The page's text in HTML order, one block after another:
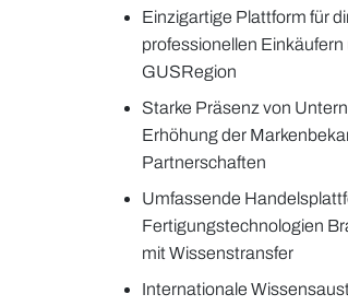
Einzigartige Plattform für
professionellen
GUSRegion
Starke Präsenz von
Erhöhung der
Partnerschaften
Umfassende
Fertigungstechnologien
mit Wissenstransfer
Internationale